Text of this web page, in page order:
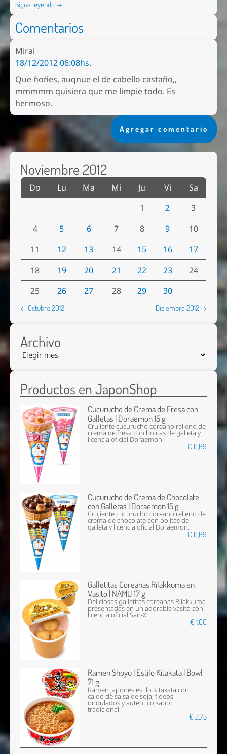
Sigue leyendo →
Comentarios
Mirai
18/12/2012 06:08hs.
Que ñoñes, auqnue el de cabello castaño,,
mmmmm quisiera que me limpie todo. Es
hermoso.
Agregar comentario
Noviembre 2012
Do Lu Ma Mi Ju Vi
Sa
1
2
3
4
5 6 7 8 9
10
11
12 13 14 15 16
17
18
19 20 21 22 23
24
25
26 27 28 29 30
← Octubre 2012 Diciembre 2012 →
Archivo
Productos en JaponShop
Cucurucho de Crema de Fresa con
Galletas | Doraemon 15 g
Crujiente cucurucho coreano relleno de
crema de fresa con bolitas de galleta y
licencia oficial Doraemon.
€ 0,69
Cucurucho de Crema de Chocolate
con Galletas | Doraemon 15 g
Crujiente cucurucho coreano relleno de
crema de chocolate con bolitas de
galleta y licencia oficial Doraemon.
€ 0,69
Galletitas Coreanas Rilakkuma en
Vasito | NAMU 17 g
Deliciosas galletitas coreanas Rilakkuma
presentadas en un adorable vasito con
licencia oficial San-X.
€ 1,00
Ramen Shoyu | Estilo Kitakata | Bowl
71 g
Ramen japonés estilo Kitakata con
caldo de salsa de soja, fideos
ondulados y auténtico sabor
tradicional.
€ 2,75